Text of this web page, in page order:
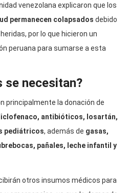
venezolana explicaron que los
permanecen colapsados debido
por lo que hicieron un
peruana para sumarse a esta
se necesitan?
principalmente la donación de
antibióticos, losartán,
pediátricos, además de gasas,
pañales, leche infantil y
otros insumos médicos para